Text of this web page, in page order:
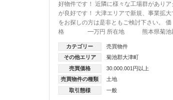
好物件です！ 近隣に様々な工場群がありア
が良好です！ 大津エリアで新規、事業拡大
をお探しの方は是非ともご検討下さい。 価
格 ━万円 所在地 熊本県菊池
カテゴリー
売買物件
その他エリア
菊池郡大津町
売買価格
30.000.001円以上
売買物件の種類
土地
取引態様
一般